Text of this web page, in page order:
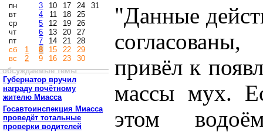
пн
вт
ср
чт
пт
сб
вс
1
2
3
4
5
6
7
8
9
10
11
12
13
14
15
16
17
18
19
20
21
22
23
24
25
26
27
28
29
30
31
обсуждаемые темы
Губернатор вручил
награду почётному
жителю Миасса
Госавтоинспекция Миасса
проведёт тотальные
проверки водителей
"Данные
привёл к
массы мух.
этом